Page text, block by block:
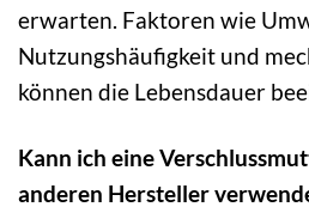
erwarten. Faktoren wie
Nutzungshäufigkeit und
können die Lebensdauer
Kann ich eine
anderen Hersteller